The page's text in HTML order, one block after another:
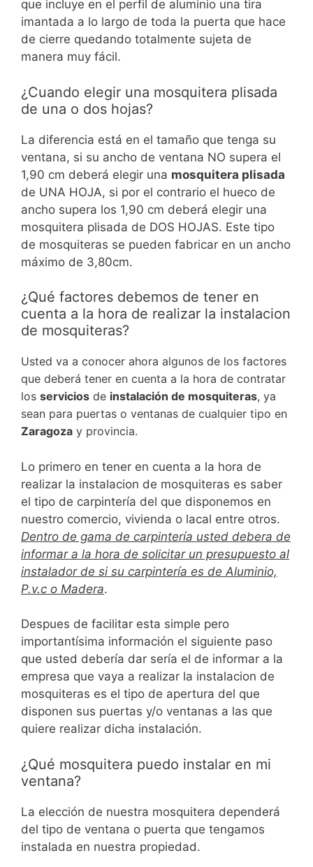
que incluye en el perfil de aluminio una tira
imantada a lo largo de toda la puerta que hace
de cierre quedando totalmente sujeta de
manera muy fácil.
¿Cuando elegir una mosquitera plisada
de una o dos hojas?
La diferencia está en el tamaño que tenga su
ventana, si su ancho de ventana NO supera el
1,90 cm deberá elegir una mosquitera plisada
de UNA HOJA, si por el contrario el hueco de
ancho supera los 1,90 cm deberá elegir una
mosquitera plisada de DOS HOJAS. Este tipo
de mosquiteras se pueden fabricar en un ancho
máximo de 3,80cm.
¿Qué factores debemos de tener en
cuenta a la hora de realizar la instalacion
de mosquiteras?
Usted va a conocer ahora algunos de los factores
que deberá tener en cuenta a la hora de contratar
los servicios de instalación de mosquiteras, ya
sean para puertas o ventanas de cualquier tipo en
Zaragoza y provincia.
Lo primero en tener en cuenta a la hora de
realizar la instalacion de mosquiteras es saber
el tipo de carpintería del que disponemos en
nuestro comercio, vivienda o lacal entre otros.
Dentro de gama de carpintería usted debera de
informar a la hora de solicitar un presupuesto al
instalador de si su carpintería es de Aluminio,
P.v.c o Madera.
Despues de facilitar esta simple pero
importantísima información el siguiente paso
que usted debería dar sería el de informar a la
empresa que vaya a realizar la instalacion de
mosquiteras es el tipo de apertura del que
disponen sus puertas y/o ventanas a las que
quiere realizar dicha instalación.
¿Qué mosquitera puedo instalar en mi
ventana?
La elección de nuestra mosquitera dependerá
del tipo de ventana o puerta que tengamos
instalada en nuestra propiedad.